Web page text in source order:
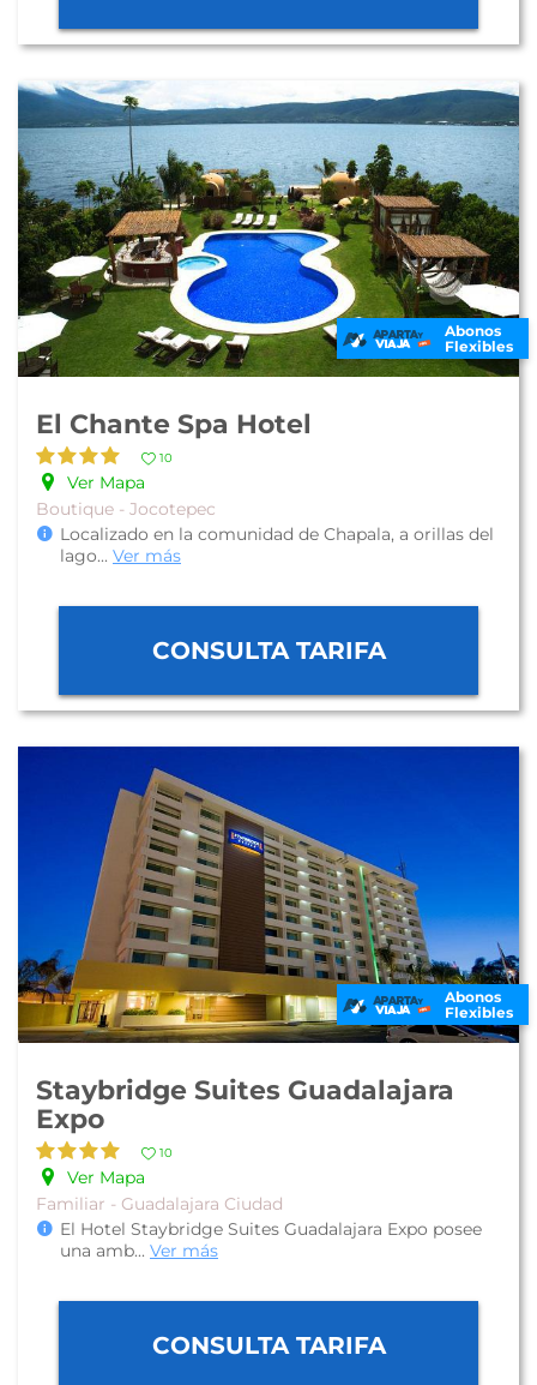
Abonos
Flexibles
El Chante Spa Hotel
10
Ver Mapa
Boutique - Jocotepec
Localizado en la comunidad de Chapala, a orillas del
lago... Ver más
CONSULTA TARIFA
Abonos
Flexibles
Staybridge Suites Guadalajara
Expo
10
Ver Mapa
Familiar - Guadalajara Ciudad
El Hotel Staybridge Suites Guadalajara Expo posee
una amb... Ver más
CONSULTA TARIFA